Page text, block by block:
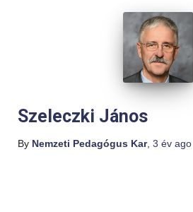
Szeleczki János
By Nemzeti Pedagógus Kar, 3 év ago